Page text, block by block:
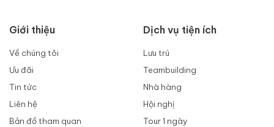
Giới thiệu
Về chúng tôi
Ưu đãi
Tin tức
Liên hệ
Bản đồ tham quan
Dịch vụ tiện ích
Lưu trú
Teambuilding
Nhà hàng
Hội nghị
Tour 1 ngày